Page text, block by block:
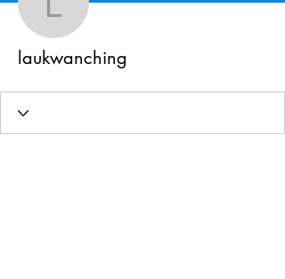
laukwanching
laukwanching